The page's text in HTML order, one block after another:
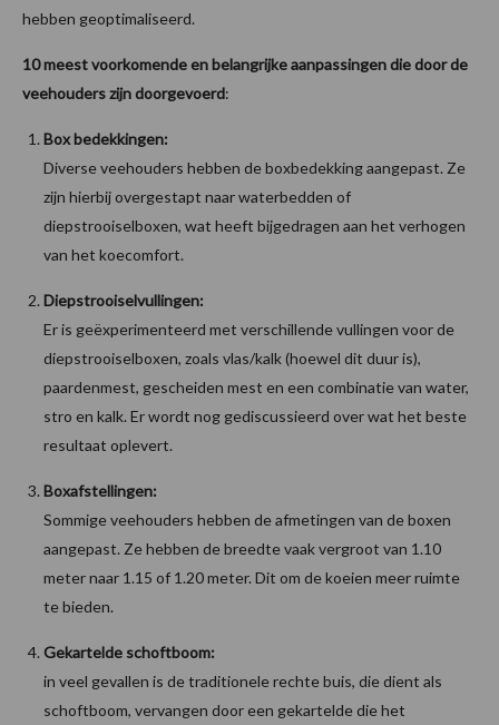
hebben geoptimaliseerd.
10 meest voorkomende en belangrijke aanpassingen die door de
veehouders zijn doorgevoerd:
Box bedekkingen:
Diverse veehouders hebben de boxbedekking aangepast. Ze
zijn hierbij overgestapt naar waterbedden of
diepstrooiselboxen, wat heeft bijgedragen aan het verhogen
van het koecomfort.
Diepstrooiselvullingen:
Er is geëxperimenteerd met verschillende vullingen voor de
diepstrooiselboxen, zoals vlas/kalk (hoewel dit duur is),
paardenmest, gescheiden mest en een combinatie van water,
stro en kalk. Er wordt nog gediscussieerd over wat het beste
resultaat oplevert.
Boxafstellingen:
Sommige veehouders hebben de afmetingen van de boxen
aangepast. Ze hebben de breedte vaak vergroot van 1.10
meter naar 1.15 of 1.20 meter. Dit om de koeien meer ruimte
te bieden.
Gekartelde schoftboom:
in veel gevallen is de traditionele rechte buis, die dient als
schoftboom, vervangen door een gekartelde die het